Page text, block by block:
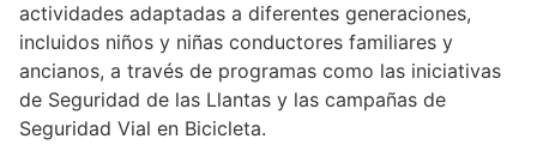
actividades adaptadas a diferentes generaciones,
incluidos niños y niñas conductores familiares y
ancianos, a través de programas como las iniciativas
de Seguridad de las Llantas y las campañas de
Seguridad Vial en Bicicleta.